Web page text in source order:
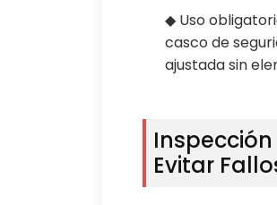
◆ Uso
casco de
ajustada sin
Evitar